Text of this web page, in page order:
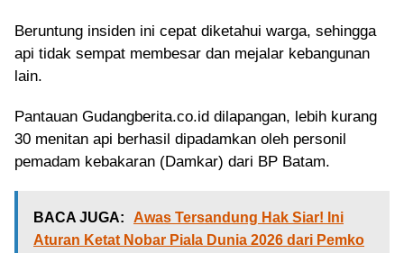
Beruntung insiden ini cepat diketahui warga, sehingga
api tidak sempat membesar dan mejalar kebangunan
lain.
Pantauan Gudangberita.co.id dilapangan, lebih kurang
30 menitan api berhasil dipadamkan oleh personil
pemadam kebakaran (Damkar) dari BP Batam.
BACA JUGA:
Awas Tersandung Hak Siar! Ini
Aturan Ketat Nobar Piala Dunia 2026 dari Pemko